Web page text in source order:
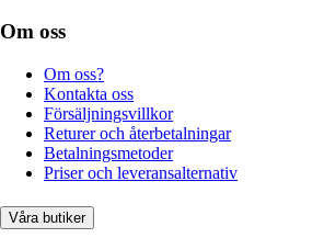
Om oss
Om oss?
Kontakta oss
Försäljningsvillkor
Returer och återbetalningar
Betalningsmetoder
Priser och leveransalternativ
Våra butiker